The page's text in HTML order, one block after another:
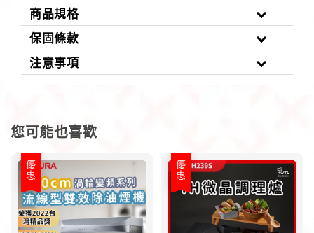
商品規格
保固條款
注意事項
您可能也喜歡
優惠 優惠